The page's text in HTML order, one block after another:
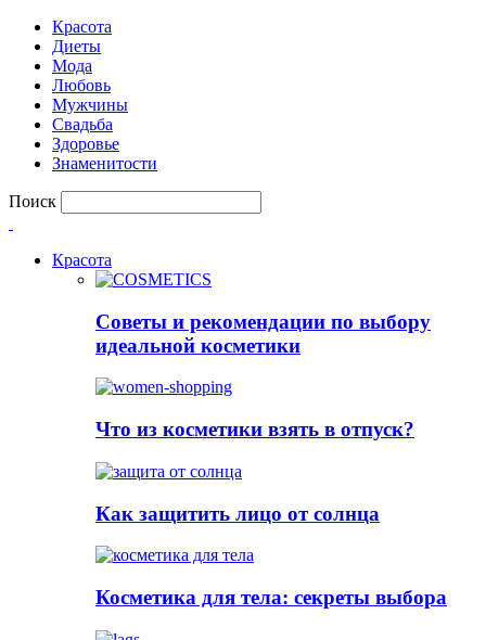
Красота
Диеты
Мода
Любовь
Мужчины
Свадьба
Здоровье
Знаменитости
Поиск
Красота
Советы и рекомендации по выбору
идеальной косметики
Что из косметики взять в отпуск?
Как защитить лицо от солнца
Косметика для тела: секреты выбора